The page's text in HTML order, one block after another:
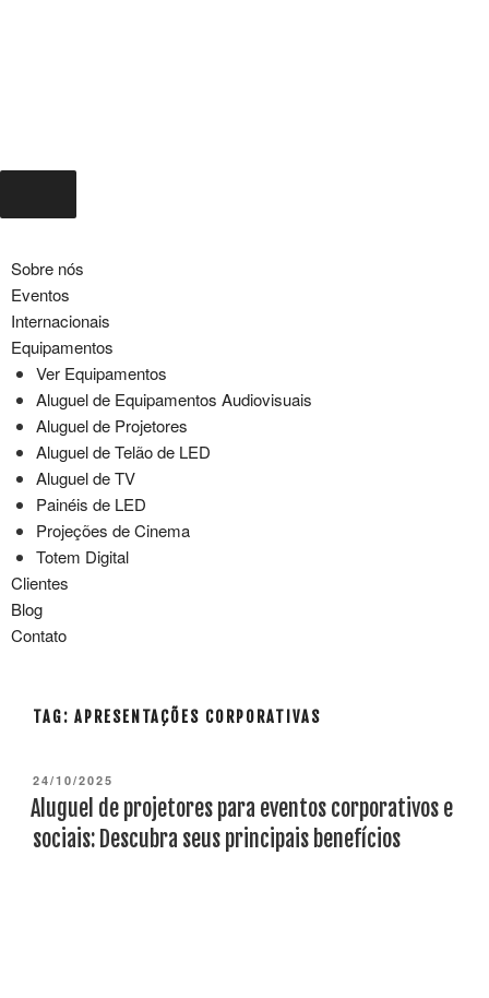
Sobre nós
Eventos
Internacionais
Equipamentos
Ver Equipamentos
Aluguel de Equipamentos Audiovisuais
Aluguel de Projetores
Aluguel de Telão de LED
Aluguel de TV
Painéis de LED
Projeções de Cinema
Totem Digital
Clientes
Blog
Contato
TAG: APRESENTAÇÕES CORPORATIVAS
24/10/2025
Aluguel de projetores para eventos corporativos e
sociais: Descubra seus principais benefícios